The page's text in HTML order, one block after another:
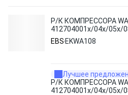
Р/К КОМПРЕССОРА
412704001x/04x/05x/
EKWA108
EBS EKWA108
Лучшее
Р/К КОМПРЕССОРА
412704001x/04x/05x/